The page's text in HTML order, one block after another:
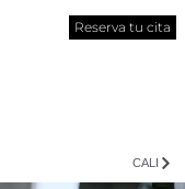
Reserva tu cita
CALI